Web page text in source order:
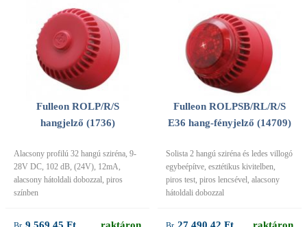
Fulleon ROLP/R/S
hangjelző (1736)
Alacsony profilú 32 hangú sziréna, 9-
28V DC, 102 dB, (24V), 12mA,
alacsony hátoldali dobozzal, piros
színben
9 569,45 Ft raktáron
Fulleon ROLPSB/RL/R/S
E36 hang-fényjelző (14709)
Solista 2 hangú sziréna és ledes villogó
egybeépítve, esztétikus kivitelben,
piros test, piros lencsével, alacsony
hátoldali dobozzal
27 490,42 Ft raktáron